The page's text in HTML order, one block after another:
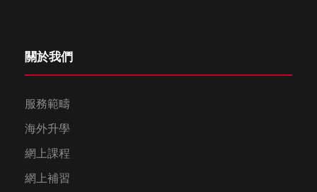
關於我們
服務範疇
海外升學
網上課程
網上補習